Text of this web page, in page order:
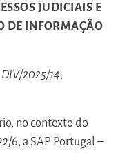
JUDICIAIS E
DE INFORMAÇÃO
DIV/2025/14,
no contexto do
6, a SAP Portugal –